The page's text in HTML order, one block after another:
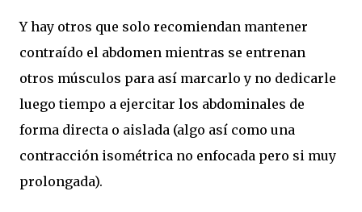
Y hay otros que solo recomiendan mantener
contraído el abdomen mientras se entrenan
otros músculos para así marcarlo y no dedicarle
luego tiempo a ejercitar los abdominales de
forma directa o aislada (algo así como una
contracción isométrica no enfocada pero si muy
prolongada).